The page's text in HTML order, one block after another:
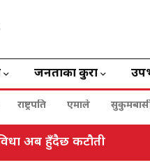
जनताका कुरा
राष्ट्रपति एमाले
अब हुँदैछ कटौती